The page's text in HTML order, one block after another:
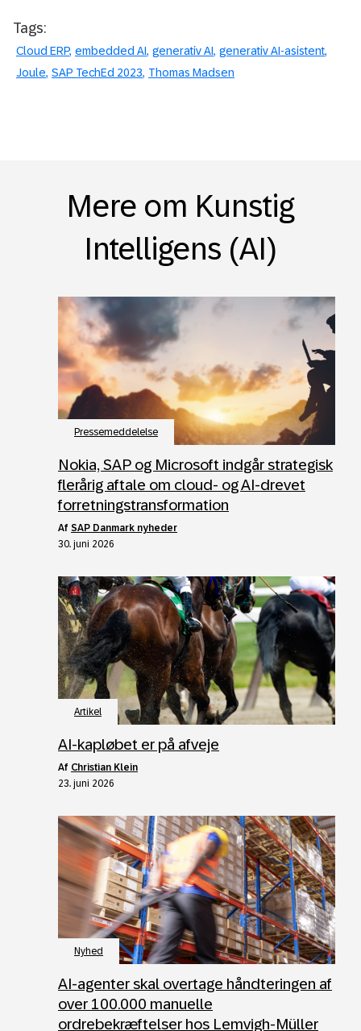
Tags:
Cloud ERP embedded AI generativ AI generativ AI-asistent
Joule SAP TechEd 2023 Thomas Madsen
Mere om Kunstig
Intelligens (AI)
Pressemeddelelse
Nokia, SAP og Microsoft indgår strategisk
flerårig aftale om cloud- og AI-drevet
forretningstransformation
af SAP Danmark nyheder
30. juni 2026
Artikel
AI-kapløbet er på afveje
af Christian Klein
23. juni 2026
Nyhed
AI‑agenter skal overtage håndteringen af
over 100.000 manuelle
ordrebekræftelser hos Lemvigh‑Müller